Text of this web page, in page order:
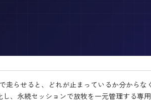
らせると、どれが止まっているか分からな
、永続セッションで放牧を一元管理する専用